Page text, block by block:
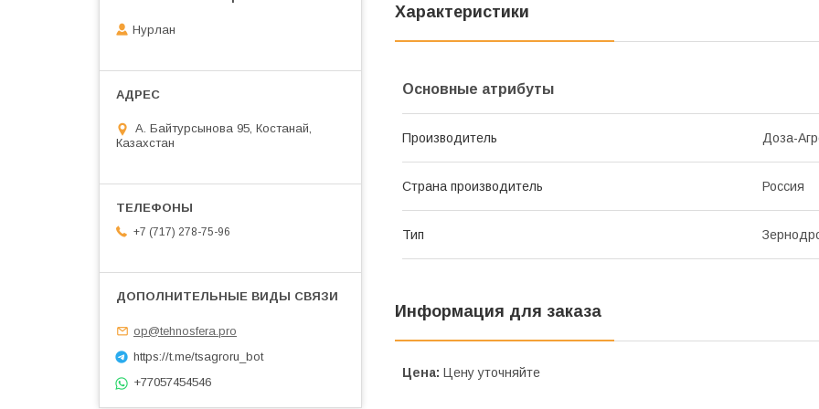
Характеристики
Основные атрибуты
Производитель Доза-
Страна производитель Россия
Тип
Информация для заказа
Цена: Цену уточняйте
Нурлан
А. Байтурсынова 95, Костанай,
Казахстан
+7 (717) 278-75-96
op@tehnosfera.pro
https://t.me/tsagroru_bot
+77057454546